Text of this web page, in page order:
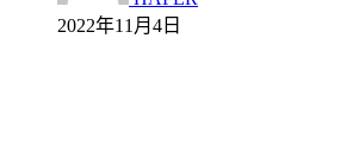
2022年11月4日